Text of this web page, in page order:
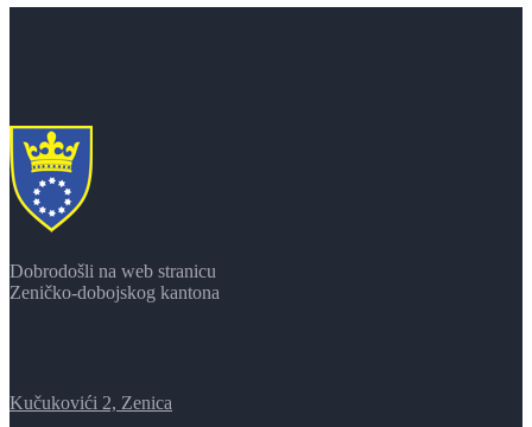
Dobrodošli na web stranicu
Zeničko-dobojskog kantona
Kučukovići 2, Zenica